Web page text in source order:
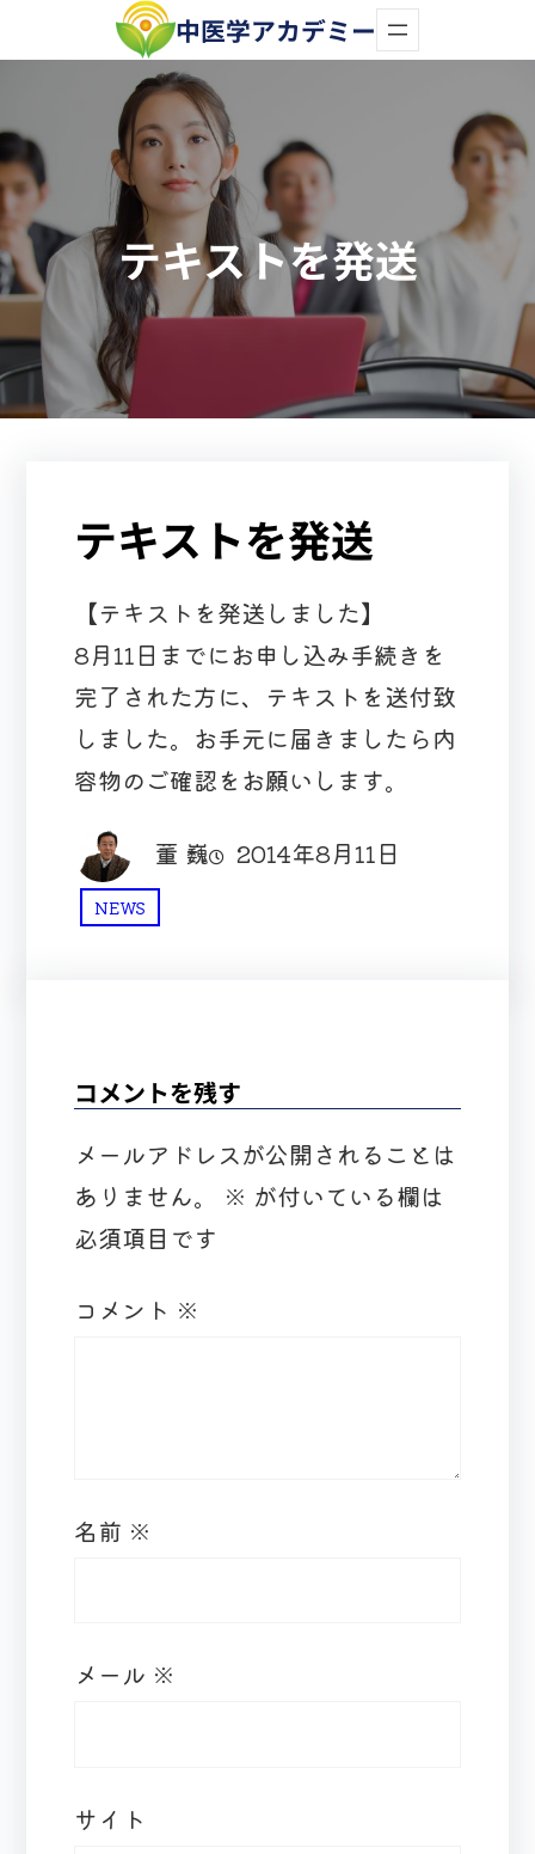
容
ス
キ
ッ
プ
中医学アカデミー
テキストを発送
テキストを発送
【テキストを発送しました】
8月11日までにお申し込み手続きを
完了された方に、テキストを送付致
しました。お手元に届きましたら内
容物のご確認をお願いします。
董 巍 2014年8月11日
NEWS
コメントを残す
メールアドレスが公開されることは
ありません。
※ が付いている欄は
必須項目です
コメント ※
名前 ※
メール ※
サイト